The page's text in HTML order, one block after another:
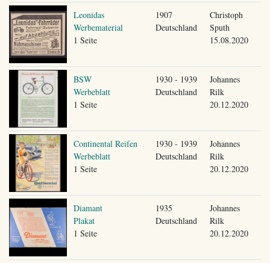
Leonidas
Werbematerial
1 Seite
1907
Deutschland
Christoph
Sputh
15.08.2020
BSW
Werbeblatt
1 Seite
1930 - 1939
Deutschland
Johannes
Rilk
20.12.2020
Continental Reifen
Werbeblatt
1 Seite
1930 - 1939
Deutschland
Johannes
Rilk
20.12.2020
Diamant
Plakat
1 Seite
1935
Deutschland
Johannes
Rilk
20.12.2020